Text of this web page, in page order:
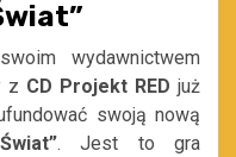
wydawnictwem
z CD Projekt RED już
swoją nową
. Jest to gra